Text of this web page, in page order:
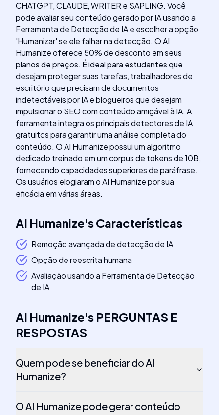
CHATGPT, CLAUDE, WRITER e SAPLING. Você
pode avaliar seu conteúdo gerado por IA usando a
Ferramenta de Detecção de IA e escolher a opção
'Humanizar' se ele falhar na detecção. O AI
Humanize oferece 50% de desconto em seus
planos de preços. É ideal para estudantes que
desejam proteger suas tarefas, trabalhadores de
escritório que precisam de documentos
indetectáveis ​​por IA e blogueiros que desejam
impulsionar o SEO com conteúdo amigável à IA. A
ferramenta integra os principais detectores de IA
gratuitos para garantir uma análise completa do
conteúdo. O AI Humanize possui um algoritmo
dedicado treinado em um corpus de tokens de 10B,
fornecendo capacidades superiores de paráfrase.
Os usuários elogiaram o AI Humanize por sua
eficácia em várias áreas.
AI Humanize'sCaracterísticas
Remoção avançada de detecção de IA
Opção de reescrita humana
Avaliação usando a Ferramenta de Detecção
de IA
AI Humanize's PERGUNTAS E
RESPOSTAS
Quem pode se beneficiar do AI
Humanize?
O AI Humanize pode gerar conteúdo